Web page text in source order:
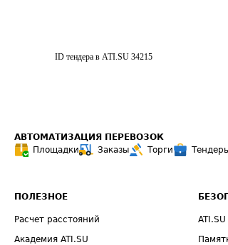
ID тендера в ATI.SU 34215
АВТОМАТИЗАЦИЯ ПЕРЕВОЗОК
Площадки
Заказы Торги
ПОЛЕЗНОЕ
Расчет расстояний
Академия ATI.SU